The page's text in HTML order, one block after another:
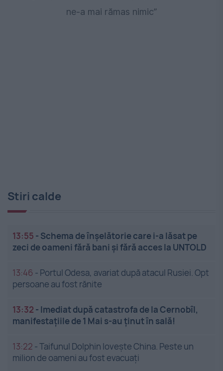
ne-a mai rămas nimic”
Stiri calde
13:55 - Schema de înșelătorie care i-a lăsat pe
zeci de oameni fără bani și fără acces la UNTOLD
13:46 - Portul Odesa, avariat după atacul Rusiei. Opt
persoane au fost rănite
13:32 - Imediat după catastrofa de la Cernobîl,
manifestațiile de 1 Mai s-au ținut în sală!
13:22 -Taifunul Dolphin lovește China. Peste un
milion de oameni au fost evacuați